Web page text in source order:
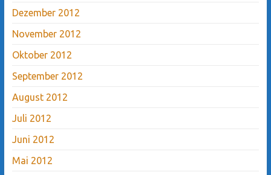
Dezember 2012
November 2012
Oktober 2012
September 2012
August 2012
Juli 2012
Juni 2012
Mai 2012